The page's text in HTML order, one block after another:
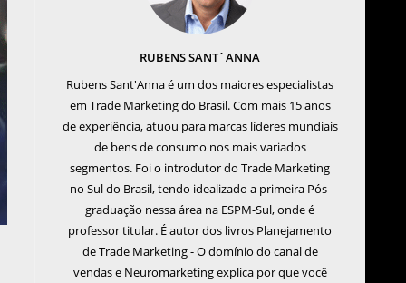
RUBENS SANT`ANNA
Rubens Sant'Anna é um dos maiores especialistas
em Trade Marketing do Brasil. Com mais 15 anos
de experiência, atuou para marcas líderes mundiais
de bens de consumo nos mais variados
segmentos. Foi o introdutor do Trade Marketing
no Sul do Brasil, tendo idealizado a primeira Pós-
graduação nessa área na ESPM-Sul, onde é
professor titular. É autor dos livros Planejamento
de Trade Marketing - O domínio do canal de
vendas e Neuromarketing explica por que você